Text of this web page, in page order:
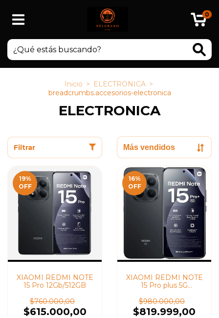
0
Inicio > ELECTRONICA >
breadcrumbs.accesorios-electronica
ELECTRONICA
Filtrar
19%
OFF
XIAOMI REDMI NOTE
15 Pro 12Gb/512GB
$760.000,00
$615.000,00
16%
OFF
XIAOMI REDMI NOTE
15 Pro plus 5G
$980.000,00
$819.999,00